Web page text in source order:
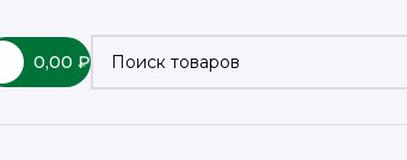
0,00 ₽